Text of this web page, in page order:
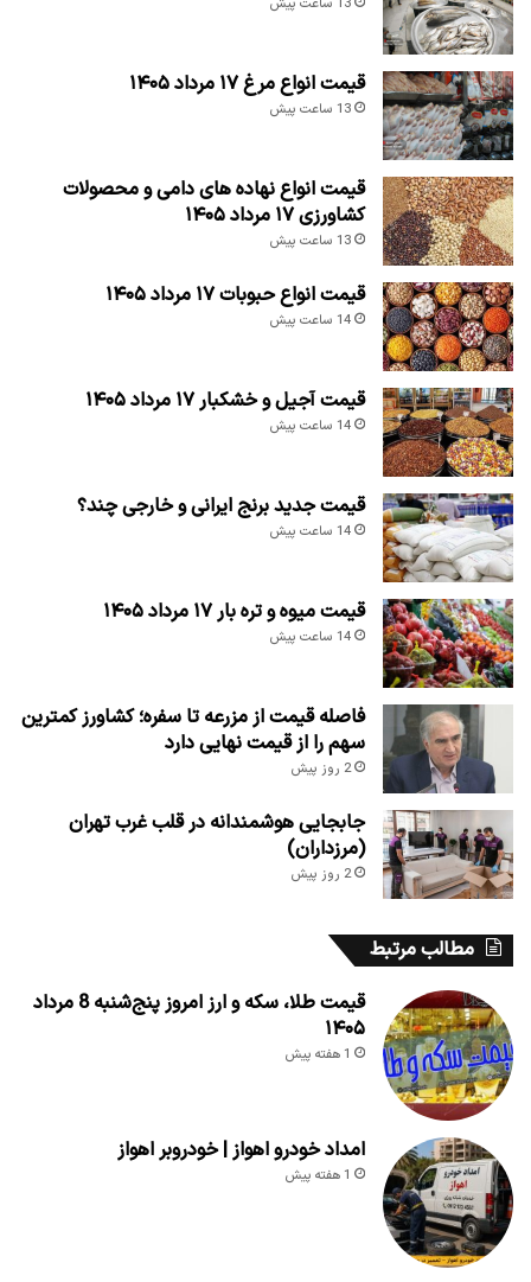
13 ساعت پیش
قیمت انواع مرغ ۱۷ مرداد ۱۴۰۵
13 ساعت پیش
قیمت انواع نهاده های دامی و محصولات
کشاورزی ۱۷ مرداد ۱۴۰۵
13 ساعت پیش
قیمت انواع حبوبات ۱۷ مرداد ۱۴۰۵
14 ساعت پیش
قیمت آجیل و خشکبار ۱۷ مرداد ۱۴۰۵
14 ساعت پیش
قیمت جدید برنج ایرانی و خارجی چند؟
14 ساعت پیش
قیمت میوه و تره بار ۱۷ مرداد ۱۴۰۵
14 ساعت پیش
فاصله قیمت از مزرعه تا سفره؛ کشاورز کمترین
سهم را از قیمت نهایی دارد
2 روز پیش
جابجایی هوشمندانه در قلب غرب تهران
(مرزداران)
2 روز پیش
مطالب مرتبط
قیمت طلا، سکه و ارز امروز پنج‌شنبه 8 مرداد
۱۴۰۵
1 هفته پیش
امداد خودرو اهواز | خودروبر اهواز
1 هفته پیش